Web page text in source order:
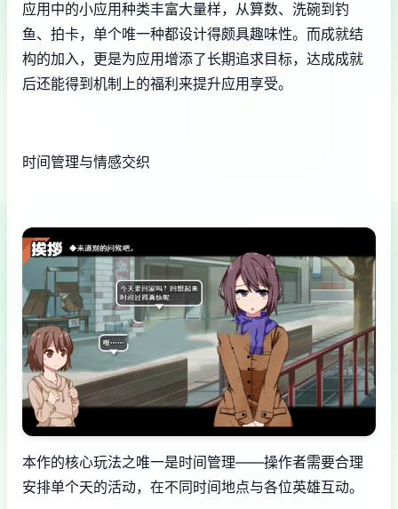
应用中的小应用种类丰富大量样，从算数、洗碗到钓
鱼、拍卡，单个唯一种都设计得颇具趣味性。而​​成就结
构的加入​​，更是为应用增添了长期追求目标，达成成就
后还能得到机制上的福利来提升应用享受。
时间管理与情感交织
本作的核心玩法之唯一是时间管理——操作者需要合理
安排单个天的活动，在不同时间地点与各位英雄互动。